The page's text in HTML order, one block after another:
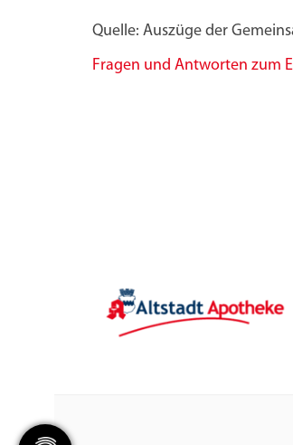
Quelle: Auszüge der
Fragen und Antworten zum